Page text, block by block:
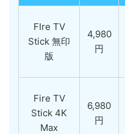
FIre TV
Stick 無印
版
4,980
円
Fire TV
Stick 4K
Max
6,980
円